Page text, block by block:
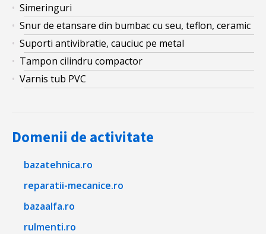
Simeringuri
Snur de etansare din bumbac cu seu, teflon, ceramic
Suporti antivibratie, cauciuc pe metal
Tampon cilindru compactor
Varnis tub PVC
Domenii de activitate
bazatehnica.ro
reparatii-mecanice.ro
bazaalfa.ro
rulmenti.ro